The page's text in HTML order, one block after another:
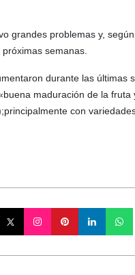
grandes problemas y,
semanas.
durante las últimas
maduración de la
con